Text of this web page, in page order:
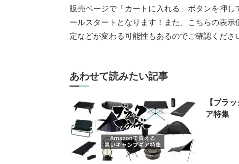
販売ページで「カートに入れる」ボタンを押
ールスタートとなります！また、こちらの表
定などが変わる可能性もあるのでご確認くださ
あわせて読みたい記事
【ブラ
ア特集